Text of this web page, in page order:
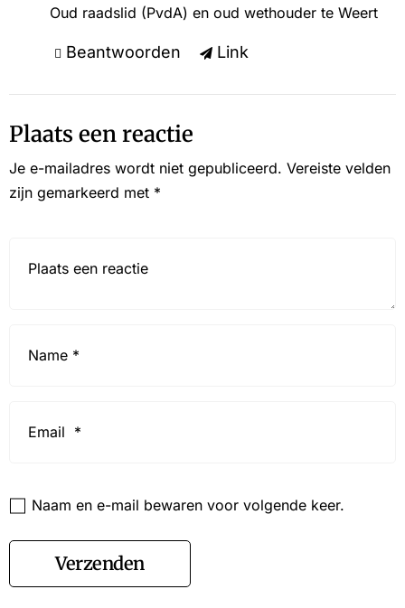
Oud raadslid (PvdA) en oud wethouder te Weert
Beantwoorden Link
Plaats een reactie
Je e-mailadres wordt niet gepubliceerd. Vereiste velden
zijn gemarkeerd met *
Naam en e-mail bewaren voor volgende keer.
Verzenden